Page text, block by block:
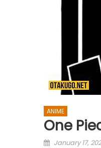
ANIME
One
Posted
January 17,